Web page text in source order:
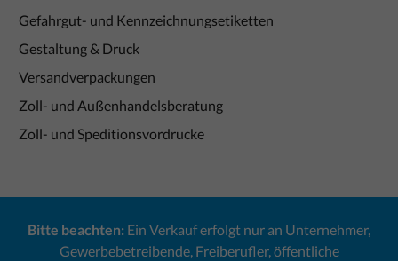
Gefahrgut- und Kennzeichnungsetiketten
Gestaltung & Druck
Versandverpackungen
Zoll- und Außenhandelsberatung
Zoll- und Speditionsvordrucke
Bitte beachten: Ein Verkauf erfolgt nur an Unternehmer,
Gewerbebetreibende, Freiberufler, öffentliche